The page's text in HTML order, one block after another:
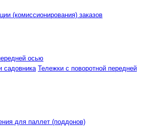
(комиссионирования) заказов
осью
садовника Тележки с поворотной передней
для паллет (поддонов)